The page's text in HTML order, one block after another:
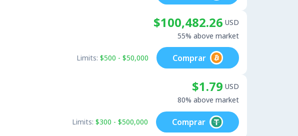
$100,482.26 USD
55% above market
Limits: $500 - $50,000 Comprar
$1.79 USD
80% above market
Limits: $300 - $500,000 Comprar